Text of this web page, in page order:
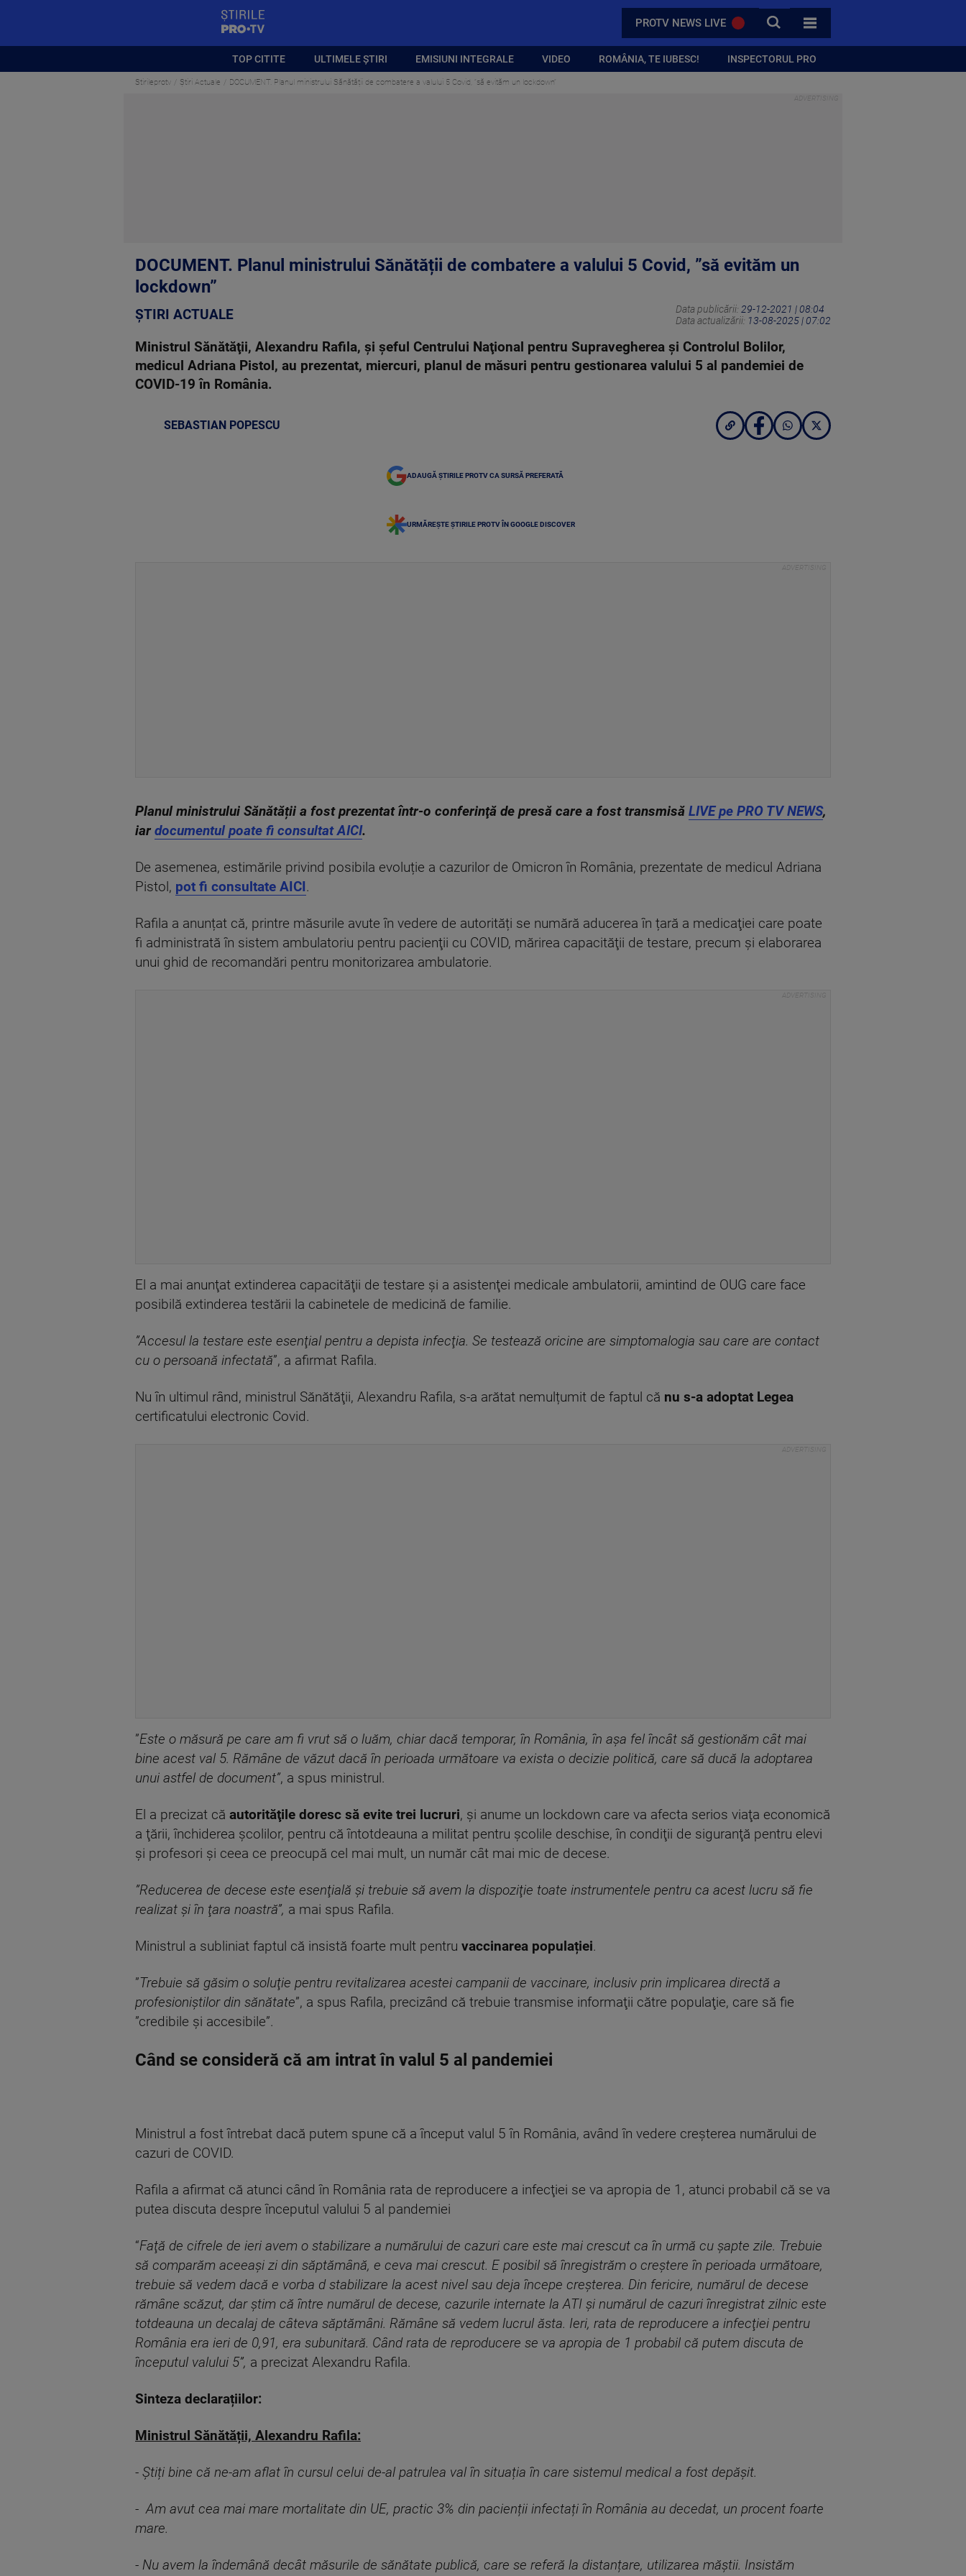
PROTV NEWS LIVE CAUTA
TOATE CATEGORIILE
TOP CITITE ULTIMELE ȘTIRI EMISIUNI INTEGRALE VIDEO ROMÂNIA, TE IUBESC! INSPECTORUL PRO
Stirileprotv Știri Actuale DOCUMENT. Planul ministrului Sănătății de combatere a valului 5 Covid, ”să evităm un lockdown”
DOCUMENT. Planul ministrului Sănătății de combatere a valului 5 Covid, ”să evităm un
lockdown”
ȘTIRI ACTUALE Data publicării: 29-12-2021 | 08:04
Data actualizării: 13-08-2025 | 07:02
Ministrul Sănătăţii, Alexandru Rafila, şi şeful Centrului Naţional pentru Supravegherea şi Controlul Bolilor,
medicul Adriana Pistol, au prezentat, miercuri, planul de măsuri pentru gestionarea valului 5 al pandemiei de
COVID-19 în România.
SEBASTIAN POPESCU
ADAUGĂ ȘTIRILE PROTV CA SURSĂ PREFERATĂ
URMĂREȘTE ȘTIRILE PROTV ÎN GOOGLE DISCOVER
Planul ministrului Sănătății a fost prezentat într-o conferinţă de presă care a fost transmisă LIVE pe PRO TV NEWS,
iar documentul poate fi consultat AICI.
De asemenea, estimările privind posibila evoluție a cazurilor de Omicron în România, prezentate de medicul Adriana
Pistol, pot fi consultate AICI .
Rafila a anunțat că, printre măsurile avute în vedere de autorități se numără aducerea în țară a medicaţiei care poate
fi administrată în sistem ambulatoriu pentru pacienţii cu COVID, mărirea capacităţii de testare, precum și elaborarea
unui ghid de recomandări pentru monitorizarea ambulatorie.
El a mai anunţat extinderea capacităţii de testare şi a asistenţei medicale ambulatorii, amintind de OUG care face
posibilă extinderea testării la cabinetele de medicină de familie.
”Accesul la testare este esenţial pentru a depista infecţia. Se testează oricine are simptomalogia sau care are contact
cu o persoană infectată”, a afirmat Rafila.
Nu în ultimul rând, ministrul Sănătăţii, Alexandru Rafila, s-a arătat nemulțumit de faptul că nu s-a adoptat Legea
certificatului electronic Covid.
”Este o măsură pe care am fi vrut să o luăm, chiar dacă temporar, în România, în aşa fel încât să gestionăm cât mai
bine acest val 5. Rămâne de văzut dacă în perioada următoare va exista o decizie politică, care să ducă la adoptarea
unui astfel de document”, a spus ministrul.
El a precizat că autorităţile doresc să evite trei lucruri, şi anume un lockdown care va afecta serios viaţa economică
a ţării, închiderea şcolilor, pentru că întotdeauna a militat pentru şcolile deschise, în condiţii de siguranţă pentru elevi
şi profesori şi ceea ce preocupă cel mai mult, un număr cât mai mic de decese.
”Reducerea de decese este esenţială şi trebuie să avem la dispoziţie toate instrumentele pentru ca acest lucru să fie
realizat şi în ţara noastră”, a mai spus Rafila.
Ministrul a subliniat faptul că insistă foarte mult pentru vaccinarea populației.
”Trebuie să găsim o soluţie pentru revitalizarea acestei campanii de vaccinare, inclusiv prin implicarea directă a
profesioniştilor din sănătate”, a spus Rafila, precizând că trebuie transmise informaţii către populaţie, care să fie
”credibile şi accesibile”.
Când se consideră că am intrat în valul 5 al pandemiei
Ministrul a fost întrebat dacă putem spune că a început valul 5 în România, având în vedere creşterea numărului de
cazuri de COVID.
Rafila a afirmat că atunci când în România rata de reproducere a infecţiei se va apropia de 1, atunci probabil că se va
putea discuta despre începutul valului 5 al pandemiei
“Faţă de cifrele de ieri avem o stabilizare a numărului de cazuri care este mai crescut ca în urmă cu şapte zile. Trebuie
să comparăm aceeaşi zi din săptămână, e ceva mai crescut. E posibil să înregistrăm o creştere în perioada următoare,
trebuie să vedem dacă e vorba d stabilizare la acest nivel sau deja începe creşterea. Din fericire, numărul de decese
rămâne scăzut, dar ştim că între numărul de decese, cazurile internate la ATI şi numărul de cazuri înregistrat zilnic este
totdeauna un decalaj de câteva săptămâni. Rămâne să vedem lucrul ăsta. Ieri, rata de reproducere a infecţiei pentru
România era ieri de 0,91, era subunitară. Când rata de reproducere se va apropia de 1 probabil că putem discuta de
începutul valului 5”, a precizat Alexandru Rafila.
Sinteza declarațiilor:
Ministrul Sănătății, Alexandru Rafila:
- Știți bine că ne-am aflat în cursul celui de-al patrulea val în situația în care sistemul medical a fost depășit.
- Am avut cea mai mare mortalitate din UE, practic 3% din pacienții infectați în România au decedat, un procent foarte
mare.
- Nu avem la îndemână decât măsurile de sănătate publică, care se referă la distanțare, utilizarea măștii. Insistăm